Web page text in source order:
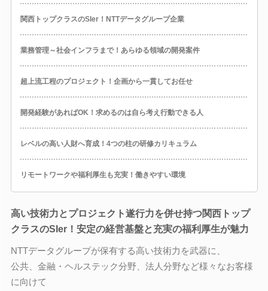
関西トップクラスのSIer！NTTデータグループ企業
業務管理～社会インフラまで！あらゆる領域の開発案件
超上流工程のプロジェクト！企画から一貫してお任せ
開発経験があればOK！求めるのは自ら考え行動できる人
レベルの高い人財へ育成！4つの柱の研修カリキュラム
リモートワークや福利厚生も充実！働きやすい環境
高い技術力とプロジェクト遂行力を併せ持つ関西トップ
クラスのSIer！安定の経営基盤と充実の福利厚生が魅力
NTTデータグループが保有する高い技術力を武器に、
公共、金融・ヘルステック分野、法人分野など様々なお客様
に向けて